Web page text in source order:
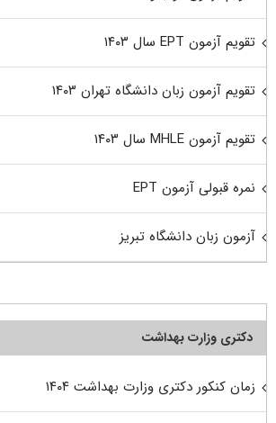
تقویم آزمون EPT سال ۱۴۰۳
تقویم آزمون زبان دانشگاه تهران ۱۴۰۳
تقویم آزمون MHLE سال ۱۴۰۳
نمره قبولی آزمون EPT
آزمون زبان دانشگاه تبریز
دکتری وزارت بهداشت
زمان کنکور دکتری وزارت بهداشت ۱۴۰۴